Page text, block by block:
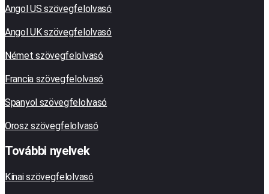
Angol US szövegfelolvasó
Angol UK szövegfelolvasó
Német szövegfelolvasó
Francia szövegfelolvasó
Spanyol szövegfelolvasó
Orosz szövegfelolvasó
További nyelvek
Kínai szövegfelolvasó